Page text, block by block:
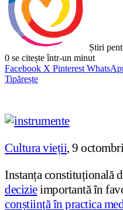
Știri
0 se citește într-un minut
Facebook X Pinterest
Tipărește
Cultura vieții, 9
Instanța constituțională
decizieimportantă în
conștiință în practica